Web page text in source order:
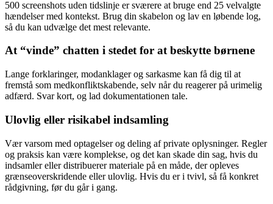
500 screenshots uden tidslinje er sværere at bruge end 25 velvalgte
hændelser med kontekst. Brug din skabelon og lav en løbende log,
så du kan udvælge det mest relevante.
At “vinde” chatten i stedet for at beskytte børnene
Lange forklaringer, modanklager og sarkasme kan få dig til at
fremstå som medkonfliktskabende, selv når du reagerer på urimelig
adfærd. Svar kort, og lad dokumentationen tale.
Ulovlig eller risikabel indsamling
Vær varsom med optagelser og deling af private oplysninger. Regler
og praksis kan være komplekse, og det kan skade din sag, hvis du
indsamler eller distribuerer materiale på en måde, der opleves
grænseoverskridende eller ulovlig. Hvis du er i tvivl, så få konkret
rådgivning, før du går i gang.